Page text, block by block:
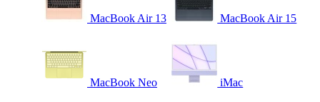
MacBook Air 13 MacBook Air 15
MacBook Neo iMac